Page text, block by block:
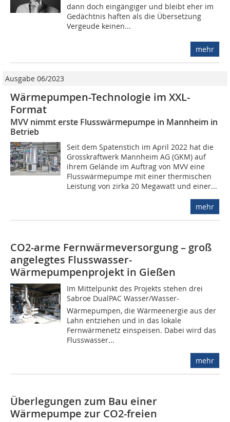
dann doch eingängiger und bleibt eher im
Gedächtnis haften als die Übersetzung
Vergeude keinen...
mehr
Ausgabe 06/2023
Wärmepumpen-Technologie im XXL-
Format
MVV nimmt erste Flusswärmepumpe in Mannheim in
Betrieb
Seit dem Spatenstich im April 2022 hat die
Grosskraftwerk Mannheim AG (GKM) auf
ihrem Gelände im Auftrag von MVV eine
Flusswärmepumpe mit einer thermischen
Leistung von zirka 20 Megawatt und einer...
mehr
CO2-arme Fernwärmeversorgung – groß
angelegtes Flusswasser-
Wärmepumpenprojekt in Gießen
Im Mittelpunkt des Projekts stehen drei
Sabroe DualPAC Wasser/Wasser-
Wärmepumpen, die Wärmeenergie aus der
Lahn entziehen und in das lokale
Fernwärmenetz einspeisen. Dabei wird das
Flusswasser...
mehr
Überlegungen zum Bau einer
Wärmepumpe zur CO2-freien